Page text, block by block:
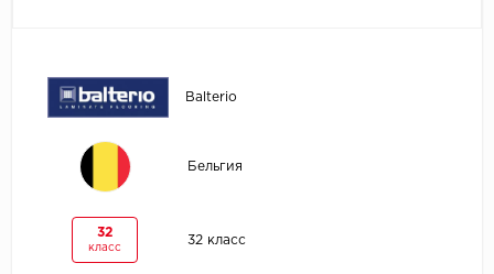
Balterio
Бельгия
32
класс
32 класс